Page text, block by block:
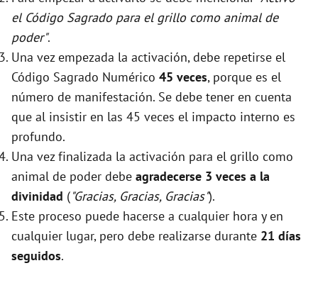
el Código Sagrado para el grillo como animal de
poder".
Una vez empezada la activación, debe repetirse el
Código Sagrado Numérico 45 veces, porque es el
número de manifestación. Se debe tener en cuenta
que al insistir en las 45 veces el impacto interno es
profundo.
Una vez finalizada la activación para el grillo como
animal de poder debe agradecerse 3 veces a la
divinidad ("Gracias, Gracias, Gracias").
Este proceso puede hacerse a cualquier hora y en
cualquier lugar, pero debe realizarse durante 21 días
seguidos.